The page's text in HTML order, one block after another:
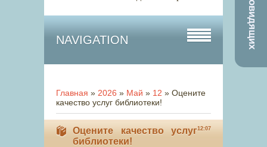
NAVIGATION
Главная » 2026 » Май » 12 » Оцените
качество услуг библиотеки!
12:07
Оцените качество услуг
библиотеки!